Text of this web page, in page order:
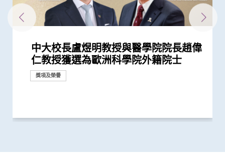
中大校長盧煜明教授與醫學院院長趙偉
仁教授獲選為歐洲科學院外籍院士
獎項及榮譽
中大盧煜明教授獲頒首屆騰衝科學大獎
獎項及榮譽
中大盧煜明教授獲選中國科學院院士
獎項及榮譽
中大盧煜明教授獲頒有「美國最高榮譽
生物醫學科學獎」之稱的「拉斯克獎」
獎項及榮譽
中大醫學院盧煜明教授成史上首名生物
學科「皇家獎章」華人得主
獎項及榮譽
中大醫學院盧煜明教授榮獲有「科學界
奧斯卡」之稱的「科學突破獎」
獎項及榮譽
中大盧煜明教授再度獲選「全球20位頂
尖轉化研究科學家」
獎項及榮譽
中大盧煜明教授獲頒首屆「未來科學大
獎」 從事產前檢測研究逾廿載 「科
學是我生命中不可分割的一部分」
中大率先推出無創性唐氏綜合症產前診
斷服務 革命性研究成果推展至香港及
美國
中大于君教授創紀錄成首位學者同年度
囊括頂尖出版社Cell Press三項大獎
獎項及榮譽
中大醫學院與正大天晴簽署合作框架協
議 緊密結合及發揮內地與香港醫藥創
新科研、人才培訓、轉化和產業優勢
中大醫學院獲李嘉誠基金會捐贈亞洲首
台Histotripsy 2.0系統 共30名患者獲
資助接受組織碎化技術治肝癌
中大研究證實「血漿DNA」篩查能偵測
到早期沒有病徵的鼻咽癌 並反映日後
患鼻咽癌風險
中大醫學院三位學者榮膺「2020年全球
20位頂尖轉化研究科學家」 盧煜明教
授連續五年獲選
香港中文大學感謝李嘉誠先生及基金會
捐助3千萬港元提升中大李嘉誠健康科
學研究所科研空間及設施
中大醫學院兩學者榮膺「2019年全球
20位頂尖轉化研究科學家」 榜上唯一
亞洲學府 盧煜明教授連續第四年獲選
中大醫學院莫樹錦教授成首位來自亞洲
學府學者獲全球「腫瘤學巨人」稱譽
表彰他推動全球肺癌研究及治療的傑...
「全球20位頂尖轉化研究科學家」 中
大佔二席 唯一上榜香港學府 盧煜明教
授連續第三年獲選
中大研究獲世界頂尖醫學期刊推崇
獎項及榮譽
中大醫學院兩教授齊獲「藥明康德生命
化學研究獎」
獎項及榮譽
中大完成二萬人「血漿DNA」鼻咽癌篩
查研究 大幅推前癌症發現期數
研究
中大盧煜明教授榮獲被喻為諾貝爾獎預
測指標的「湯森路透引文桂冠獎」
獎項及榮譽
中大盧煜明教授榮獲有「中國諾貝爾」
之稱的「未來科學大獎－生命科學獎」
獎項及榮譽
中大盧煜明教授成世界首位華人獲美國
臨床化學協會Wallace H. Coulter講學
獎
盧煜明教授獲國際獎項 表揚其在個人
化醫學領域上傑出成就
獎項及榮譽
基因解碼成就「個人化醫學」 未來醫
學路前瞻：從科學研究到臨床應用
研究
中大盧煜明教授奪費薩爾國王國際醫學
獎
獎項及榮譽
中大推全港大型「鼻咽癌血液測試研究
計劃」 現招募二萬名市民參與 冀有效
偵測早期患者
中文大學醫學院趙慧君教授榮獲「中國
青年女科學家獎」最新研究突破 成功
發展血漿DNA測試以掃描癌症
本地女青年科學家揚威海外 中大醫學
院趙慧君教授連奪兩項國際科研大獎
獎項及榮譽